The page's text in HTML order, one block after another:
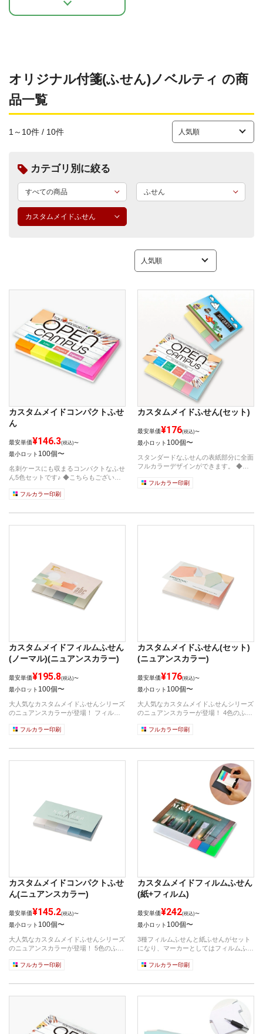
オリジナル付箋(ふせん)ノベルティ の商
品一覧
1～10件 / 10件
カテゴリ別に絞る
すべての商品 ふせん
カスタムメイドふせん
カスタムメイドコンパクトふせ
ん
最安単価¥146.3(税込)〜
最小ロット 100個〜
名刺ケースにも収まるコンパクトなふせ
ん5色セットです♪ ◆こちらもござい
フルカラー印刷
カスタムメイドふせん(セット)
最安単価¥176(税込)〜
最小ロット 100個〜
スタンダードなふせんの表紙部分に全面
フルカラーデザインができます。 ◆こ
フルカラー印刷
カスタムメイドフィルムふせん
(ノーマル)(ニュアンスカラー)
最安単価¥195.8(税込)〜
最小ロット 100個〜
大人気なカスタムメイドふせんシリーズ
のニュアンスカラーが登場！ フィルム
フルカラー印刷
カスタムメイドふせん(セット)
(ニュアンスカラー)
最安単価¥176(税込)〜
最小ロット 100個〜
大人気なカスタムメイドふせんシリーズ
のニュアンスカラーが登場！ 4色のふせ
フルカラー印刷
カスタムメイドコンパクトふせ
ん(ニュアンスカラー)
最安単価¥145.2(税込)〜
最小ロット 100個〜
大人気なカスタムメイドふせんシリーズ
のニュアンスカラーが登場！ 5色のふせ
フルカラー印刷
カスタムメイドフィルムふせん
(紙+フィルム)
最安単価¥242(税込)〜
最小ロット 100個〜
3種フィルムふせんと紙ふせんがセット
になり、マーカーとしてはフィルムふせ
フルカラー印刷